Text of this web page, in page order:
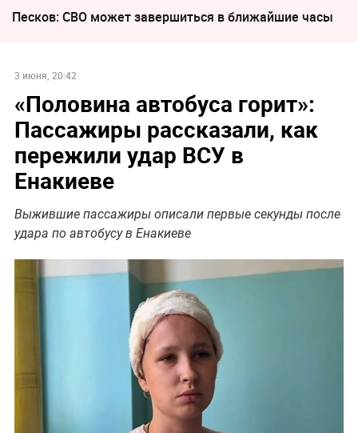
Песков: СВО может завершиться в ближайшие часы
3 июня, 20:42
«Половина автобуса горит»:
Пассажиры рассказали, как
пережили удар ВСУ в
Енакиеве
Выжившие пассажиры описали первые секунды после
удара по автобусу в Енакиеве